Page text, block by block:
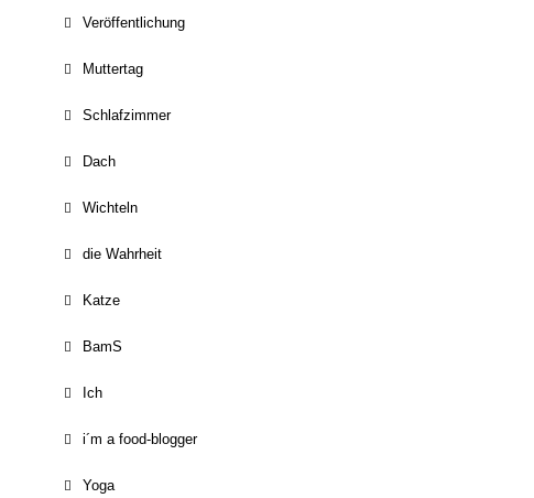
Veröffentlichung
Muttertag
Schlafzimmer
Dach
Wichteln
die Wahrheit
Katze
BamS
Ich
i´m a food-blogger
Yoga